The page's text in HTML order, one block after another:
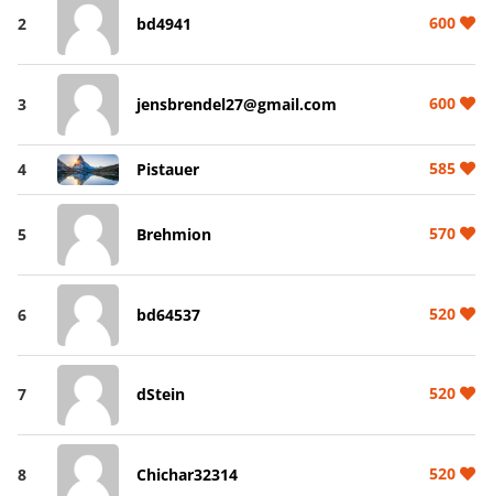
2 bd4941 600
3 jensbrendel27@gmail.com 600
4 Pistauer 585
5 Brehmion 570
6 bd64537 520
7 dStein 520
8 Chichar32314 520